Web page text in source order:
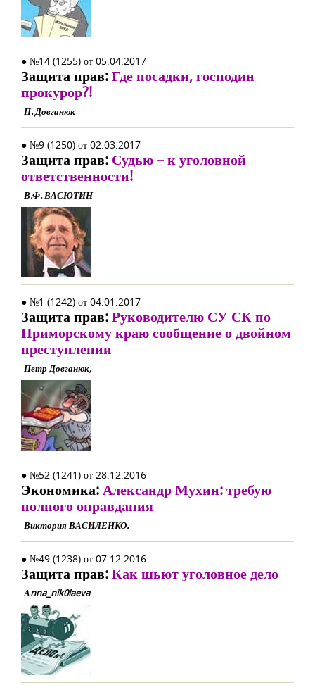
● №14 (1255) от 05.04.2017
Защита прав:Где посадки, господин
прокурор?!
П. Довганюк
● №9 (1250) от 02.03.2017
Защита прав: Судью – к уголовной
ответственности!
В.Ф. ВАСЮТИН
● №1 (1242) от 04.01.2017
Защита прав:Руководителю СУ СК по
Приморскому краю сообщение о двойном
преступлении
Петр Довганюк,
● №52 (1241) от 28.12.2016
Экономика:Александр Мухин: требую
полного оправдания
Виктория ВАСИЛЕНКО.
● №49 (1238) от 07.12.2016
Защита прав:Как шьют уголовное дело
Аnna_nik0laeva